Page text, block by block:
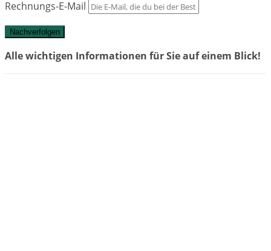
Rechnungs-E-Mail
Nachverfolgen
Alle wichtigen Informationen für Sie auf einem Blick!